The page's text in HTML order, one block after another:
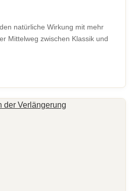
natürliche Wirkung mit mehr
Mittelweg zwischen Klassik und